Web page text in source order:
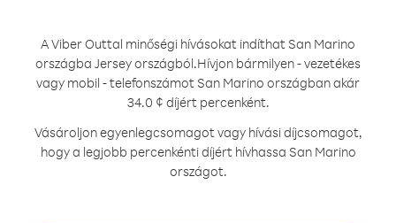
A Viber Outtal minőségi hívásokat indíthat San Marino
országba Jersey országból.Hívjon bármilyen - vezetékes
vagy mobil - telefonszámot San Marino országban akár
34.0 ¢ díjért percenként.
Vásároljon egyenlegcsomagot vagy hívási díjcsomagot,
hogy a legjobb percenkénti díjért hívhassa San Marino
országot.